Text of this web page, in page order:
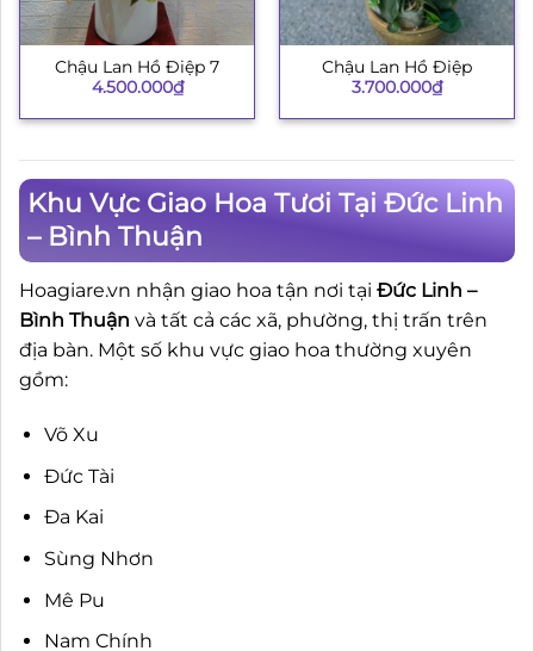
Chậu Lan Hồ Điệp 7
4.500.000₫
Chậu Lan Hồ Điệp
3.700.000₫
Khu Vực Giao Hoa Tươi Tại Đức Linh
– Bình Thuận
Hoagiare.vn nhận giao hoa tận nơi tại Đức Linh –
Bình Thuận và tất cả các xã, phường, thị trấn trên
địa bàn. Một số khu vực giao hoa thường xuyên
gồm:
Võ Xu
Đức Tài
Đa Kai
Sùng Nhơn
Mê Pu
Nam Chính